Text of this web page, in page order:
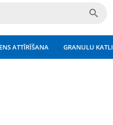

ATTĪRĪŠANA GRANULU KATLI